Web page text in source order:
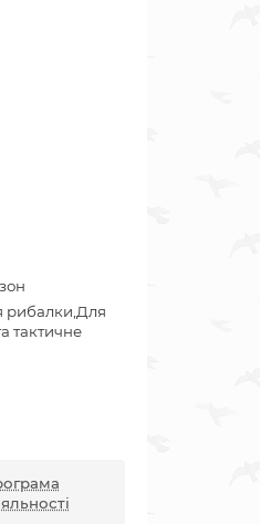
рибалки,Для
тактичне